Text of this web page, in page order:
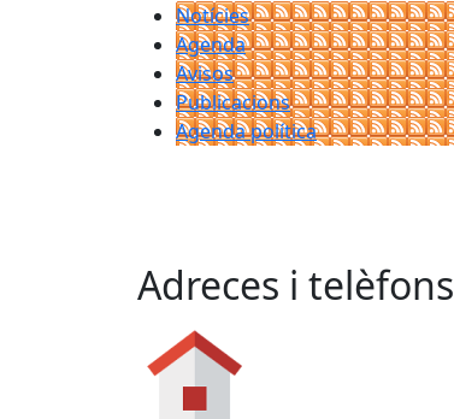
Notícies
Agenda
Avisos
Publicacions
Agenda política
Adreces i telèfons